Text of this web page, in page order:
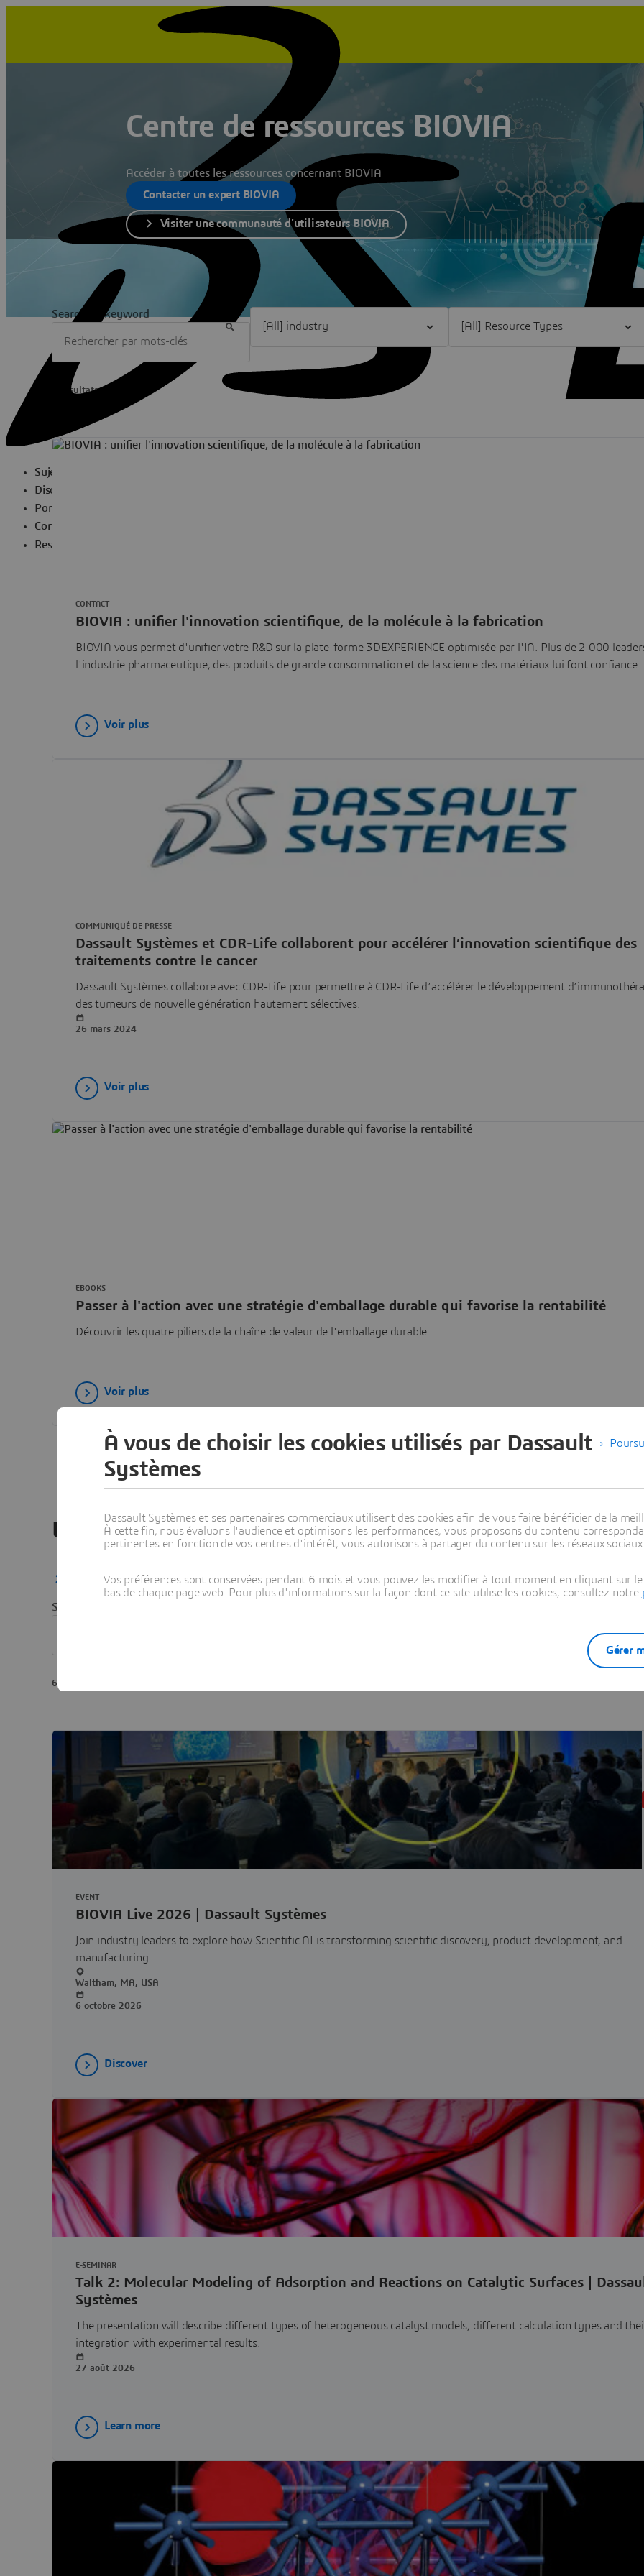
Sujets à la une
Disciplines
Portefeuille
Communautés
Ressources
Centre de ressources BIOVIA
Accéder à toutes les ressources concernant BIOVIA
Contacter un expert BIOVIA
Visiter une communauté d'utilisateurs BIOVIA
Search by keyword
3 résultats
BIOVIA : unifier l'innovation scientifique, de la molécule à la fabrication
BIOVIA vous permet d'unifier votre R&D sur la plate-forme 3DEXPERIENCE optimisée par l'IA. Plus de 2 000
l'industrie pharmaceutique, des produits de grande consommation et de la science des matériaux lui font confiance.
CONTACT
Voir plus
Dassault Systèmes et CDR-Life collaborent pour accélérer l’innovation scientifique des
traitements contre le cancer
Dassault Systèmes collabore avec CDR-Life pour permettre à CDR-Life d’accélérer le développement
des tumeurs de nouvelle génération hautement sélectives.
COMMUNIQUÉ DE PRESSE
26 mars 2024
Voir plus
Passer à l'action avec une stratégie d'emballage durable qui favorise la rentabilité
Découvrir les quatre piliers de la chaîne de valeur de l'emballage durable
EBOOKS
Voir plus
Événements et e-séminaires
Tous les événements et e-séminaires BIOVIA
Search by keyword
63 résultats
BIOVIA Live 2026 | Dassault Systèmes
Join industry leaders to explore how Scientific AI is transforming scientific discovery, product development, and
manufacturing.
EVENT
Waltham, MA, USA
6 octobre 2026
Discover
Talk 2: Molecular Modeling of Adsorption and Reactions on Catalytic Surfaces |
Systèmes
The presentation will describe different types of heterogeneous catalyst models, different calculation types and
integration with experimental results.
E-SEMINAR
27 août 2026
Learn more
À vous de choisir les cookies utilisés par Dassault
Systèmes
Dassault Systèmes et ses partenaires commerciaux utilisent des cookies afin de vous faire bénéficier de la
À cette fin, nous évaluons l'audience et optimisons les performances, vous proposons du contenu
pertinentes en fonction de vos centres d'intérêt, vous autorisons à partager du contenu sur les réseaux
Vos préférences sont conservées pendant 6 mois et vous pouvez les modifier à tout moment en cliquant sur
bas de chaque page web. Pour plus d'informations sur la façon dont ce site utilise les cookies, consultez notre
Gérer